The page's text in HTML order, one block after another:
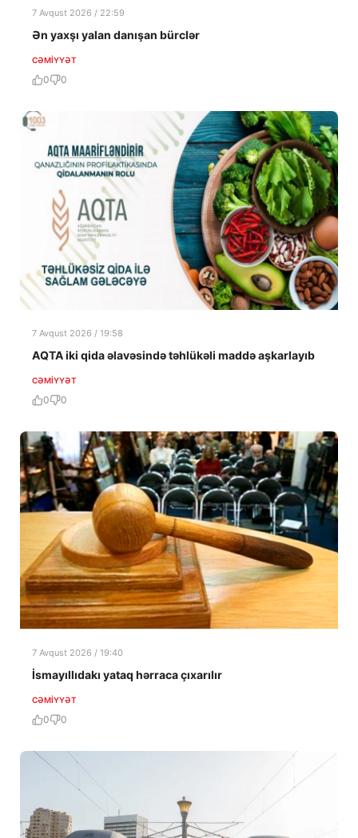
7 Avqust 2026 / 22:59
Ən yaxşı yalan danışan bürclər
CƏMIYYƏT
0 0
7 Avqust 2026 / 19:58
AQTA iki qida əlavəsində təhlükəli maddə aşkarlayıb
CƏMIYYƏT
0 0
7 Avqust 2026 / 19:40
İsmayıllıdakı yataq hərraca çıxarılır
CƏMIYYƏT
0 0